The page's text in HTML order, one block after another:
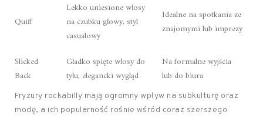
Quiff
Lekko uniesione włosy
na czubku głowy, styl
casualowy
Idealne na spotkania ze
znajomymi lub imprezy
Slicked
Back
Gładko spięte włosy do
tyłu, elegancki wygląd
Na formalne wyjścia
lub do biura
Fryzury rockabilly mają ogromny wpływ na subkulturę oraz
modę, a ich popularność rośnie wśród coraz szerszego